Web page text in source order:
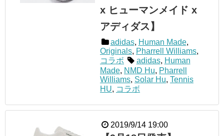
x ヒューマンメイド x
アディダス】
adidas, Human Made,
Originals, Pharrell Williams,
コラボ
adidas, Human
Made, NMD Hu, Pharrell
Williams, Solar Hu, Tennis
HU, コラボ
2019/9/14 19:00